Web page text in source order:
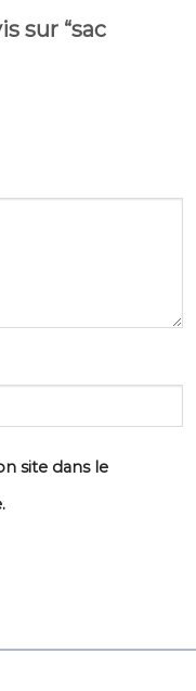
sur “sac
site dans le